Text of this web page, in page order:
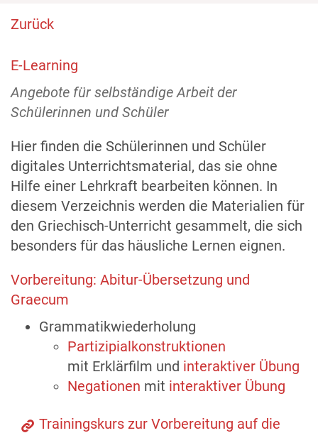
Zurück
E-Learning
Angebote für selbständige Arbeit der
Schülerinnen und Schüler
Hier finden die Schülerinnen und Schüler
digitales Unterrichtsmaterial, das sie ohne
Hilfe einer Lehrkraft bearbeiten können. In
diesem Verzeichnis werden die Materialien für
den Griechisch-Unterricht gesammelt, die sich
besonders für das häusliche Lernen eignen.
Vorbereitung: Abitur-Übersetzung und
Graecum
Grammatikwiederholung
Partizipialkonstruktionen
mit Erklärfilm und interaktiver Übung
Negationen mit interaktiver Übung
Trainingskurs zur Vorbereitung auf die